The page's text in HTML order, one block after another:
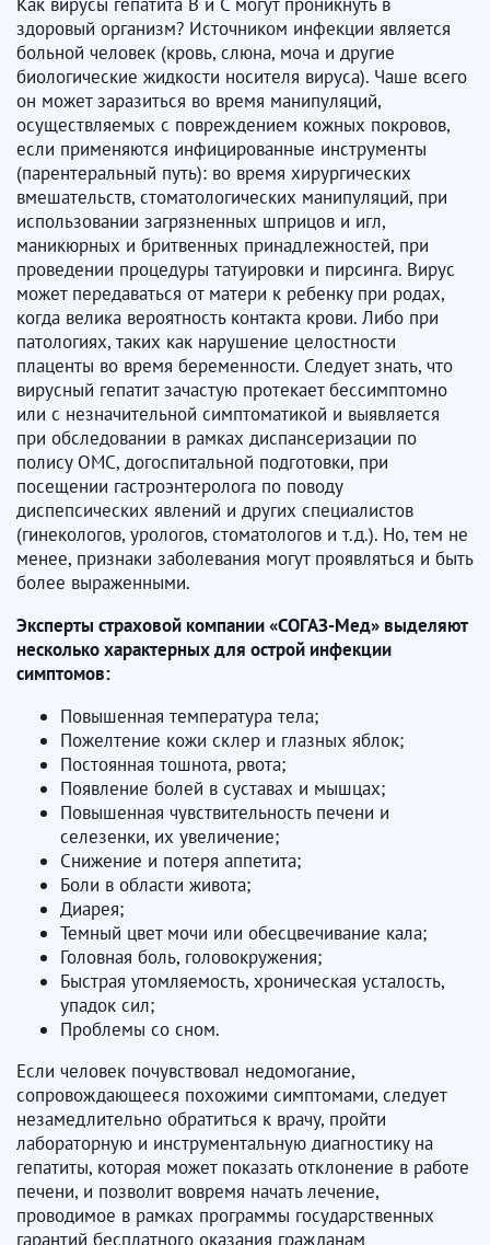
здоровый организм? Источником инфекции является
больной человек (кровь, слюна, моча и другие
биологические жидкости носителя вируса). Чаше всего
он может заразиться во время манипуляций,
осуществляемых с повреждением кожных покровов,
если применяются инфицированные инструменты
(парентеральный путь): во время хирургических
вмешательств, стоматологических манипуляций, при
использовании загрязненных шприцов и игл,
маникюрных и бритвенных принадлежностей, при
проведении процедуры татуировки и пирсинга. Вирус
может передаваться от матери к ребенку при родах,
когда велика вероятность контакта крови. Либо при
патологиях, таких как нарушение целостности
плаценты во время беременности. Следует знать, что
вирусный гепатит зачастую протекает бессимптомно
или с незначительной симптоматикой и выявляется
при обследовании в рамках диспансеризации по
полису ОМС, догоспитальной подготовки, при
посещении гастроэнтеролога по поводу
диспепсических явлений и других специалистов
(гинекологов, урологов, стоматологов и т.д.). Но, тем не
менее, признаки заболевания могут проявляться и быть
более выраженными.
Эксперты страховой компании «СОГАЗ-Мед» выделяют
несколько характерных для острой инфекции
симптомов:
Повышенная температура тела;
Пожелтение кожи склер и глазных яблок;
Постоянная тошнота, рвота;
Появление болей в суставах и мышцах;
Повышенная чувствительность печени и
селезенки, их увеличение;
Снижение и потеря аппетита;
Боли в области живота;
Диарея;
Темный цвет мочи или обесцвечивание кала;
Головная боль, головокружения;
Быстрая утомляемость, хроническая усталость,
упадок сил;
Проблемы со сном.
Если человек почувствовал недомогание,
сопровождающееся похожими симптомами, следует
незамедлительно обратиться к врачу, пройти
лабораторную и инструментальную диагностику на
гепатиты, которая может показать отклонение в работе
печени, и позволит вовремя начать лечение,
проводимое в рамках программы государственных
гарантий бесплатного оказания гражданам